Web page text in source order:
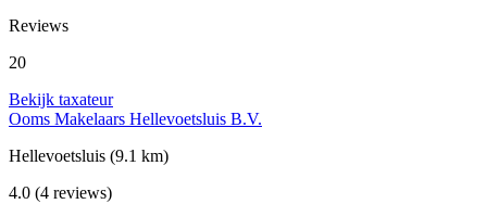
Reviews
20
Bekijk taxateur
Ooms Makelaars Hellevoetsluis B.V.
Hellevoetsluis (9.1 km)
4.0 (4 reviews)